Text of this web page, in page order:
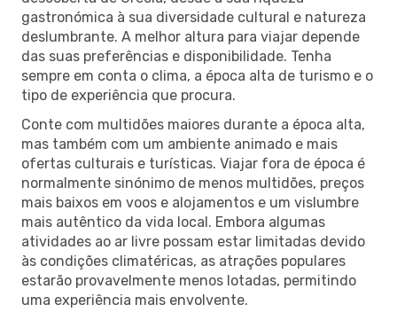
gastronómica à sua diversidade cultural e natureza
deslumbrante. A melhor altura para viajar depende
das suas preferências e disponibilidade. Tenha
sempre em conta o clima, a época alta de turismo e o
tipo de experiência que procura.
Conte com multidões maiores durante a época alta,
mas também com um ambiente animado e mais
ofertas culturais e turísticas. Viajar fora de época é
normalmente sinónimo de menos multidões, preços
mais baixos em voos e alojamentos e um vislumbre
mais autêntico da vida local. Embora algumas
atividades ao ar livre possam estar limitadas devido
às condições climatéricas, as atrações populares
estarão provavelmente menos lotadas, permitindo
uma experiência mais envolvente.